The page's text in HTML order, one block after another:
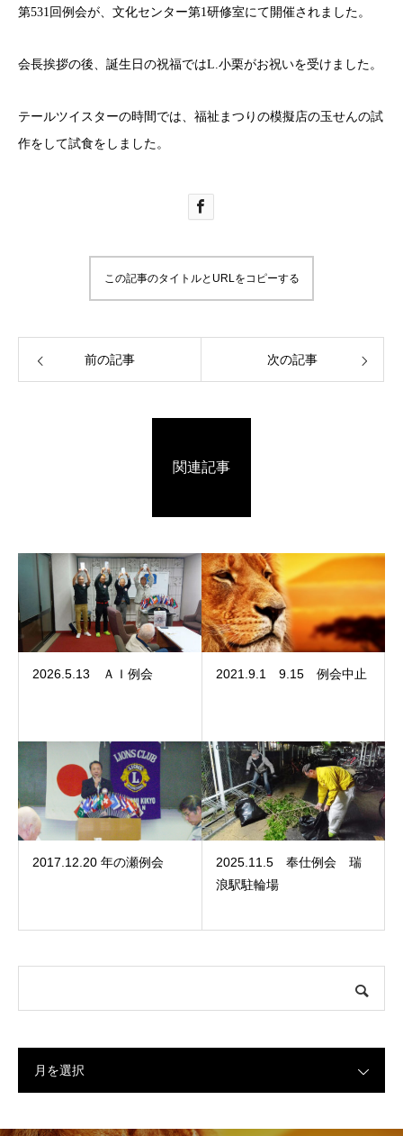
第531回例会が、文化センター第1研修室にて開催されました。
会長挨拶の後、誕生日の祝福ではL.小栗がお祝いを受けました。
テールツイスターの時間では、福祉まつりの模擬店の玉せんの試
作をして試食をしました。
この記事のタイトルとURLをコピーする
前の記事 次の記事
関連記事
2026.5.13 ＡＩ例会 2021.9.1 9.15 例会中止
2017.12.20 年の瀬例会
2025.11.5 奉仕例会 瑞
浪駅駐輪場
月を選択